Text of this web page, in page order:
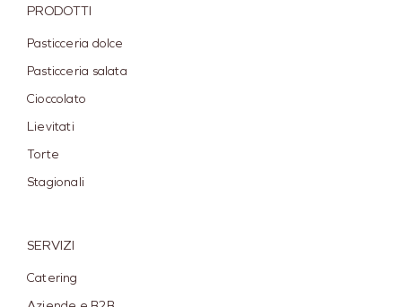
PRODOTTI
Pasticceria dolce
Pasticceria salata
Cioccolato
Lievitati
Torte
Stagionali
SERVIZI
Catering